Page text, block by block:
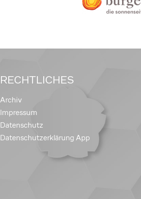
RECHTLICHES
Archiv
Impressum
Datenschutz
Datenschutzerklärung App